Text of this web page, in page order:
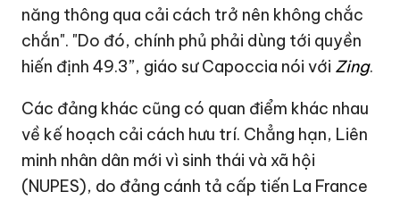
năng thông qua cải cách trở nên không chắc
chắn". "Do đó, chính phủ phải dùng tới quyền
hiến định 49.3”, giáo sư Capoccia nói với Zing.
Các đảng khác cũng có quan điểm khác nhau
về kế hoạch cải cách hưu trí. Chẳng hạn, Liên
minh nhân dân mới vì sinh thái và xã hội
(NUPES), do đảng cánh tả cấp tiến La France